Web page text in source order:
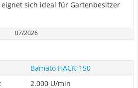
sich ideal für Gartenbesitzer
07/2026
Bamato HACK-150
2.000 U/min